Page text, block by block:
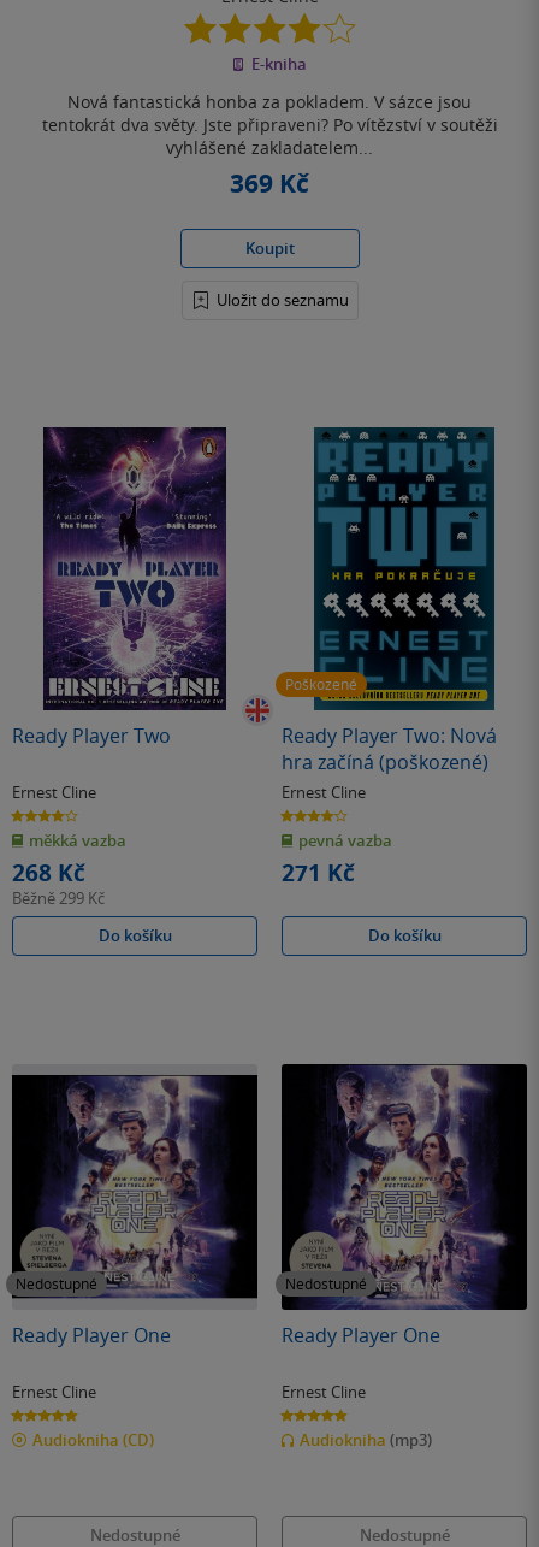
4.1
z
5
E-kniha
Nová fantastická honba za pokladem. V sázce jsou
tentokrát dva světy. Jste připraveni? Po vítězství v soutěži
vyhlášené zakladatelem...
369 Kč
Koupit
Uložit do seznamu
Ready Player Two
Ernest Cline
4.0
z
5
hvězdiček
měkká vazba
268 Kč
Běžně 299 Kč
Do košíku
Poškozené
Ready Player Two: Nová
hra začíná (poškozené)
Ernest Cline
4.1
z
5
hvězdiček
pevná vazba
271 Kč
Do košíku
Nedostupné
Ready Player One
Ernest Cline
4.8
z
5
hvězdiček
Audiokniha (CD)
Nedostupné
Nedostupné
Ready Player One
Ernest Cline
4.8
z
5
hvězdiček
Audiokniha (mp3)
Nedostupné